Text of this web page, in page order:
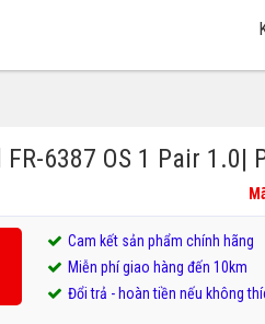
6387 OS 1 Pair 1.0|
Cam kết sản phẩm chính hãng
Miễn phí giao hàng đến 10km
Đổi trả - hoàn tiền nếu không